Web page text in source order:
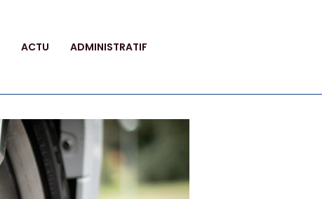
ACTU ADMINISTRATIF